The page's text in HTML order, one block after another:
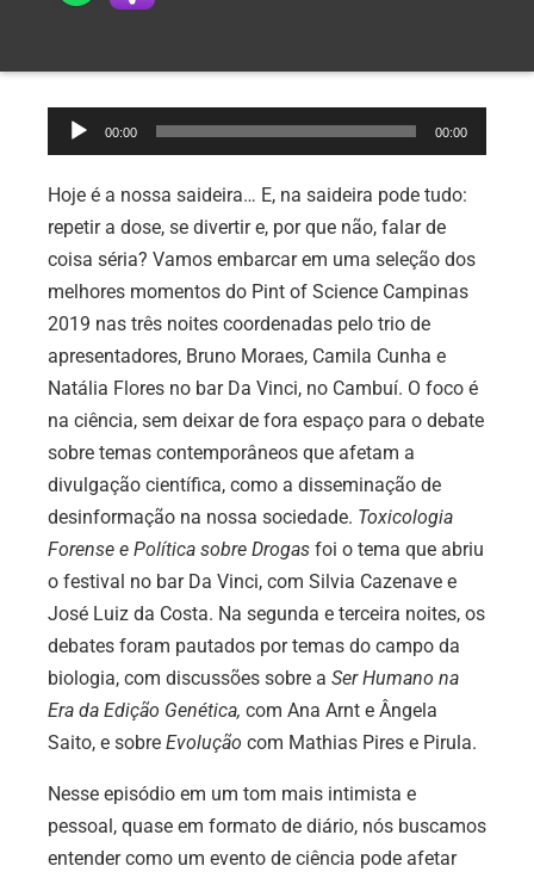
Tocador
de
áudio
00:00 00:00
Hoje é a nossa saideira… E, na saideira pode tudo:
repetir a dose, se divertir e, por que não, falar de
coisa séria? Vamos embarcar em uma seleção dos
melhores momentos do Pint of Science Campinas
2019 nas três noites coordenadas pelo trio de
apresentadores, Bruno Moraes, Camila Cunha e
Natália Flores no bar Da Vinci, no Cambuí. O foco é
na ciência, sem deixar de fora espaço para o debate
sobre temas contemporâneos que afetam a
divulgação científica, como a disseminação de
desinformação na nossa sociedade. Toxicologia
Forense e Política sobre Drogas foi o tema que abriu
o festival no bar Da Vinci, com Silvia Cazenave e
José Luiz da Costa. Na segunda e terceira noites, os
debates foram pautados por temas do campo da
biologia, com discussões sobre a Ser Humano na
Era da Edição Genética, com Ana Arnt e Ângela
Saito, e sobre Evolução com Mathias Pires e Pirula.
Nesse episódio em um tom mais intimista e
pessoal, quase em formato de diário, nós buscamos
entender como um evento de ciência pode afetar